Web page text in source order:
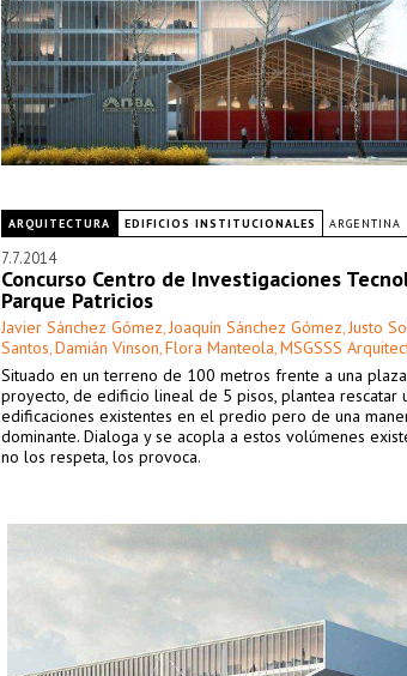
ARQUITECTURA EDIFICIOS INSTITUCIONALES ARGENTINA
7.7.2014
Concurso Centro de Investigaciones
Parque Patricios
Javier Sánchez Gómez, Joaquín Sánchez Gómez, Justo
Santos, Damián Vinson, Flora Manteola, MSGSSS
Situado en un terreno de 100 metros frente a una
proyecto, de edificio lineal de 5 pisos, plantea rescatar
edificaciones existentes en el predio pero de una
dominante. Dialoga y se acopla a estos volúmenes
no los respeta, los provoca.